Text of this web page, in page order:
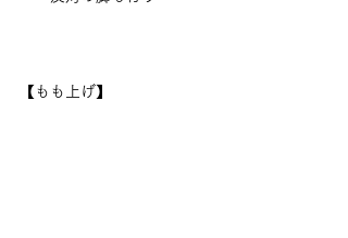
【もも上げ】